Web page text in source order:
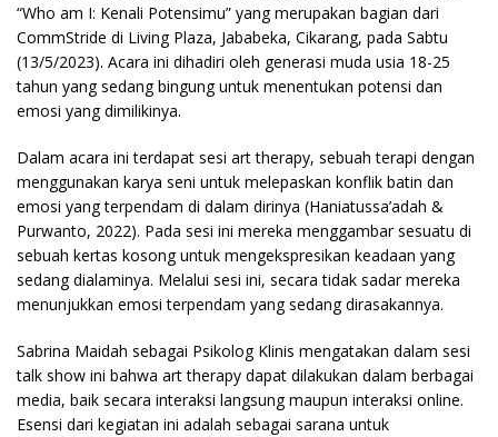
“Who am I: Kenali Potensimu” yang merupakan bagian dari
CommStride di Living Plaza, Jababeka, Cikarang, pada Sabtu
(13/5/2023). Acara ini dihadiri oleh generasi muda usia 18-25
tahun yang sedang bingung untuk menentukan potensi dan
emosi yang dimilikinya.
Dalam acara ini terdapat sesi art therapy, sebuah terapi dengan
menggunakan karya seni untuk melepaskan konflik batin dan
emosi yang terpendam di dalam dirinya (Haniatussa’adah &
Purwanto, 2022). Pada sesi ini mereka menggambar sesuatu di
sebuah kertas kosong untuk mengekspresikan keadaan yang
sedang dialaminya. Melalui sesi ini, secara tidak sadar mereka
menunjukkan emosi terpendam yang sedang dirasakannya.
Sabrina Maidah sebagai Psikolog Klinis mengatakan dalam sesi
talk show ini bahwa art therapy dapat dilakukan dalam berbagai
media, baik secara interaksi langsung maupun interaksi online.
Esensi dari kegiatan ini adalah sebagai sarana untuk